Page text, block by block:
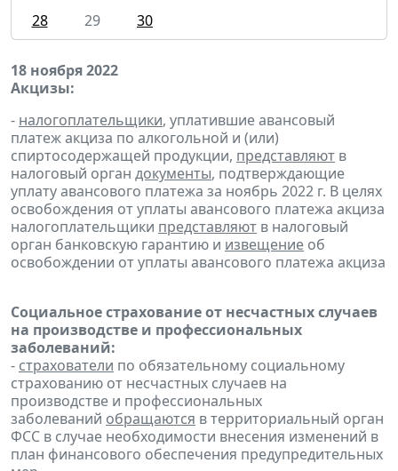
28
29 30
18 ноября 2022
Акцизы:
- налогоплательщики, уплатившие авансовый
платеж акциза по алкогольной и (или)
спиртосодержащей продукции, представляют в
налоговый орган документы, подтверждающие
уплату авансового платежа за ноябрь 2022 г. В целях
освобождения от уплаты авансового платежа акциза
налогоплательщики представляют в налоговый
орган банковскую гарантию и извещение об
освобождении от уплаты авансового платежа акциза
Социальное страхование от несчастных случаев
на производстве и профессиональных
заболеваний:
- страхователи по обязательному социальному
страхованию от несчастных случаев на
производстве и профессиональных
заболеваний обращаются в территориальный орган
ФСС в случае необходимости внесения изменений в
план финансового обеспечения предупредительных